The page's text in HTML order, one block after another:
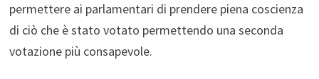
permettere ai parlamentari di prendere piena coscienza
di ciò che è stato votato permettendo una seconda
votazione più consapevole.